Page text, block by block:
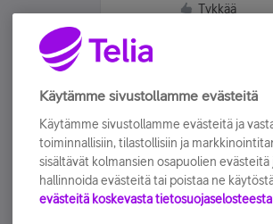
Tykkää
Käytämme sivustollamme evästeitä
Käytämme sivustollamme evästeitä ja
toiminnallisiin, tilastollisiin ja
sisältävät kolmansien osapuolien
hallinnoida evästeitä tai poistaa ne
evästeitä koskevasta